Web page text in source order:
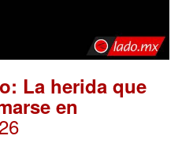
La herida que
en